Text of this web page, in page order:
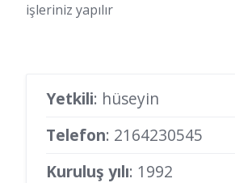
işleriniz yapılır
Yetkili: hüseyin
Telefon: 2164230545
Kuruluş yılı: 1992